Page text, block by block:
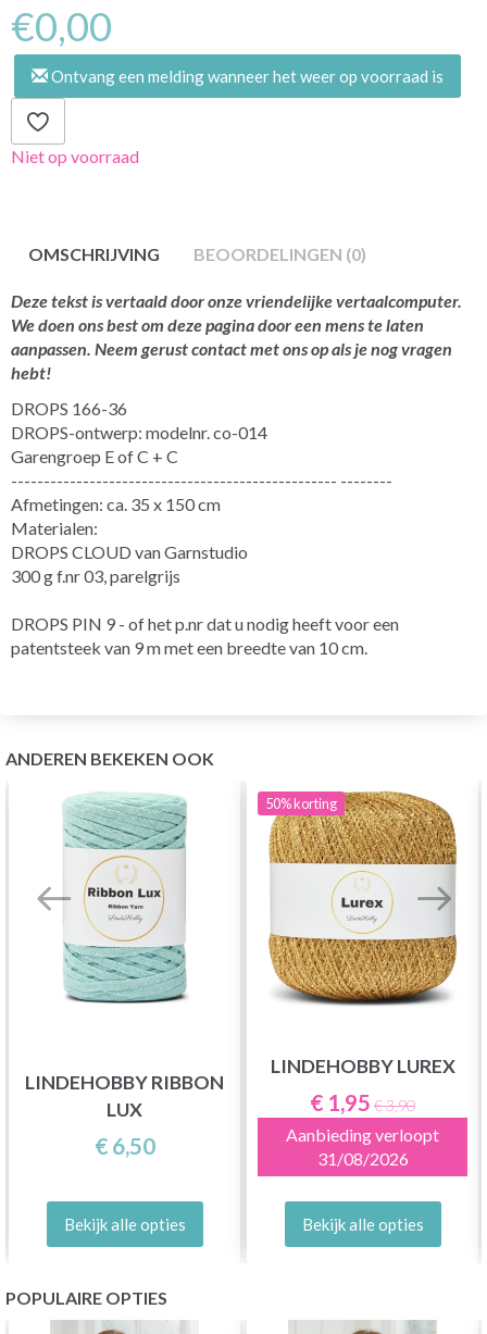
€0,00
Ontvang een melding wanneer het weer op voorraad is
Niet op voorraad
OMSCHRIJVING BEOORDELINGEN (0)
Deze tekst is vertaald door onze vriendelijke vertaalcomputer.
We doen ons best om deze pagina door een mens te laten
aanpassen. Neem gerust contact met ons op als je nog vragen
hebt!
DROPS 166-36
DROPS-ontwerp: modelnr. co-014
Garengroep E of C + C
-------------------------------------------------- --------
Afmetingen: ca. 35 x 150 cm
Materialen:
DROPS CLOUD van Garnstudio
300 g f.nr 03, parelgrijs
DROPS PIN 9 - of het p.nr dat u nodig heeft voor een
patentsteek van 9 m met een breedte van 10 cm.
ANDEREN BEKEKEN OOK
LINDEHOBBY RIBBON
LUX
€ 6,50
Bekijk alle opties
50%korting
LINDEHOBBY LUREX
€ 1,95 € 3,90
Aanbieding verloopt
31/08/2026
Bekijk alle opties
POPULAIRE OPTIES